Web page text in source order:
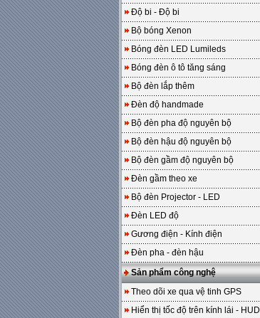
Độ bi - Độ bi
Bộ bóng Xenon
Bóng đèn LED Lumileds
Bóng đèn ô tô tăng sáng
Bộ đèn lắp thêm
Đèn độ handmade
Bộ đèn pha độ nguyên bộ
Bộ đèn hậu độ nguyên bộ
Bộ đèn gầm độ nguyên bộ
Đèn gầm theo xe
Bộ đèn Projector - LED
Đèn LED độ
Gương điện - Kính điện
Đèn pha - đèn hậu
Sản phẩm công nghệ
Theo dõi xe qua vệ tinh GPS
Hiển thị tốc độ trên kính lái - HUD